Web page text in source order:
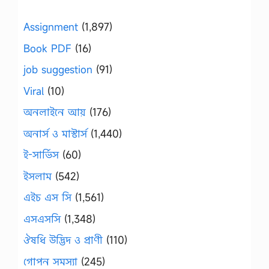
Assignment (1,897)
Book PDF (16)
job suggestion (91)
Viral (10)
অনলাইনে আয় (176)
অনার্স ও মাস্টার্স(1,440)
ই-সার্ভিস(60)
ইসলাম(542)
এইচ এস সি(1,561)
এসএসসি(1,348)
ঔষধি উদ্ভিদ ও প্রাণী (110)
গোপন সমস্যা (245)